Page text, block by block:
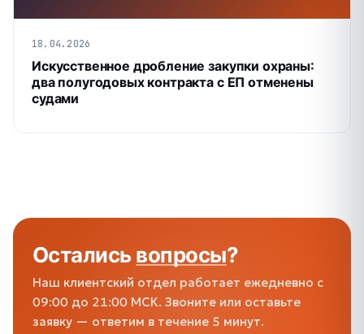
18.04.2026
Искусственное дробление закупки охраны:
два полугодовых контракта с ЕП отменены
судами
Осталисьвопросы?
Наш клиентский отдел работает ежедневно с
09:00 до 21:00 МСК. Звоните или оставьте
заявку — ответим в течение 5 минут.